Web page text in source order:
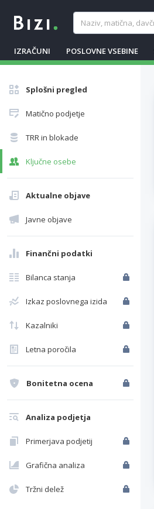
IZRAČUNI POSLOVNE VSEBINE
Splošni pregled
Matično podjetje
TRR in blokade
Ključne osebe
Aktualne objave
Javne objave
Finančni podatki
Bilanca stanja
Izkaz poslovnega izida
Kazalniki
Letna poročila
Bonitetna ocena
Analiza podjetja
Primerjava podjetij
Grafična analiza
Tržni delež